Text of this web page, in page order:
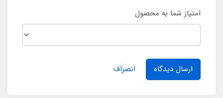
امتیاز شما به محصول
ارسال دیدگاه انصراف